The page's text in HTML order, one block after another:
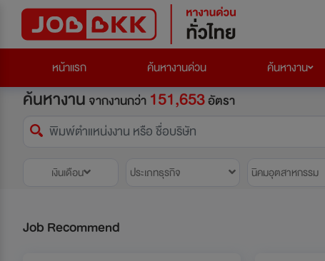
หน้าแรก
ค้นหางานด่วน ค้นหางาน
ค้นหางาน จากงานกว่า 151,653อัตรา
เงินเดือน ประเภทธุรกิจ นิคมอุตสาหกรรม
Job Recommend